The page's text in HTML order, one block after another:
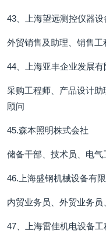
43、上海望远测控仪器设
外贸销售及助理、销售工
44、上海亚丰企业发展有
采购工程师、产品设计
顾问
45.森本照明株式会社
储备干部、技术员、电
46.上海盛钢机械设备有
内贸业务员、外贸业务
47、上海雷佳机电设备工